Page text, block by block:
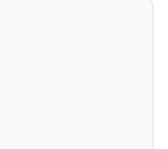
– modern,